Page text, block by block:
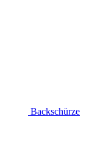
Backschürze